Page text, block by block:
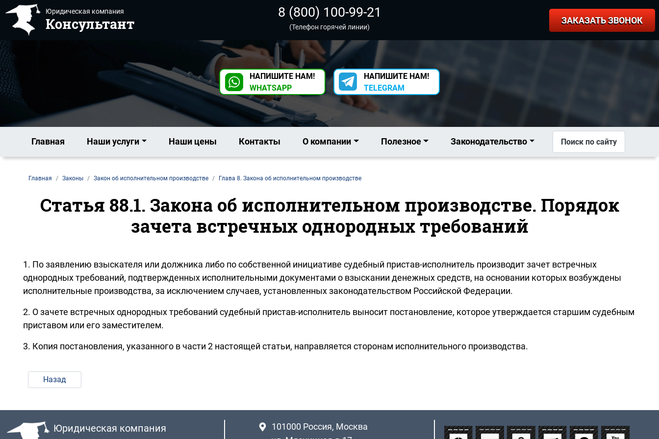
Юридическая компания
Консультант
8 (800) 100-99-21
(Телефон горячей линии)
ЗАКАЗАТЬ ЗВОНОК
НАПИШИТЕ НАМ!
WHATSAPP
НАПИШИТЕ НАМ!
TELEGRAM
Главная Наши услуги Наши цены Контакты О компании Полезное Законодательство Поиск по сайту
Главная Законы Закон об исполнительном производстве Глава 8. Закона об исполнительном производстве
Статья 88.1. Закона об исполнительном производстве. Порядок
зачета встречных однородных требований
1. По заявлению взыскателя или должника либо по собственной инициативе судебный пристав-исполнитель производит зачет встречных
однородных требований, подтвержденных исполнительными документами о взыскании денежных средств, на основании которых возбуждены
исполнительные производства, за исключением случаев, установленных законодательством Российской Федерации.
2. О зачете встречных однородных требований судебный пристав-исполнитель выносит постановление, которое утверждается старшим судебным
приставом или его заместителем.
3. Копия постановления, указанного в части 2 настоящей статьи, направляется сторонам исполнительного производства.
Назад
Юридическая компания 101000 Россия, Москва